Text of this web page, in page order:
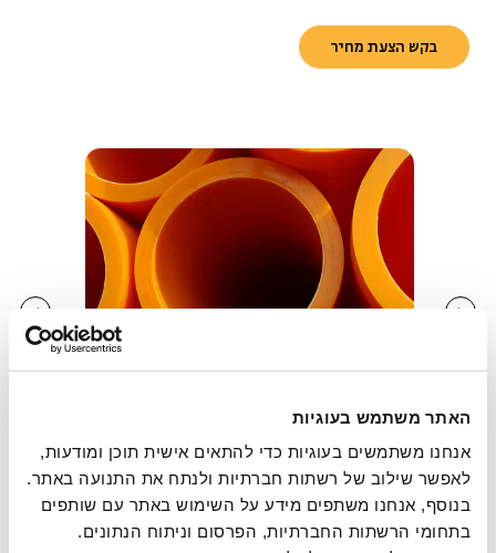
האתר משתמש בעוגיות
בקש הצעת מחיר